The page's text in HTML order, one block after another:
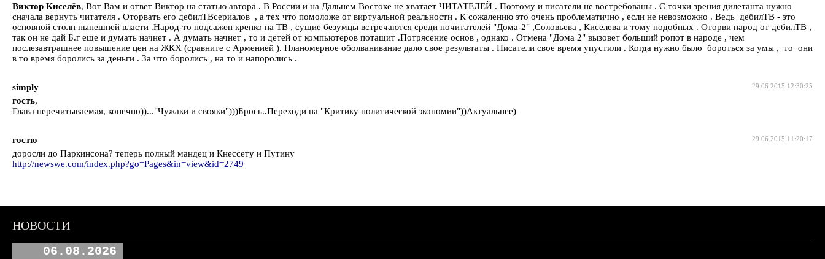
Виктор Киселёв, Вот Вам и ответ Виктор на статью автора . В России и на Дальнем Востоке не хватает ЧИТАТЕЛЕЙ . Поэтому и писатели не востребованы . С точки зрения дилетанта нужно
сначала вернуть читателя . Оторвать его дебилТВсериалов , а тех что помоложе от виртуальной реальности . К сожалению это очень проблематично , если не невозможно . Ведь дебилТВ - это
основной столп нынешней власти .Народ-то подсажен крепко на ТВ , сущие безумцы встречаются среди почитателей "Дома-2" ,Соловьева , Киселева и тому подобных . Оторви народ от дебилТВ ,
так он не дай Б.г еще и думать начнет . А думать начнет , то и детей от компьютеров потащит .Потрясение основ , однако . Отмена "Дома 2" вызовет больший ропот в народе , чем
послезавтрашнее повышение цен на ЖКХ (сравните с Арменией ). Планомерное оболванивание дало свое результаты . Писатели свое время упустили . Когда нужно было бороться за умы , то они
в то время боролись за деньги . За что боролись , на то и напоролись .
29.06.2015 12:30:25
simply
гость,
Глава перечитываемая, конечно))..."Чужаки и свояки")))Брось..Переходи на "Критику политической экономии"))Актуальнее)
29.06.2015 11:20:17
гостю
доросли до Паркинсона? теперь полный мандец и Кнессету и Путину
http://newswe.com/index.php?go=Pages&in=view&id=2749
НОВОСТИ
06.08.2026